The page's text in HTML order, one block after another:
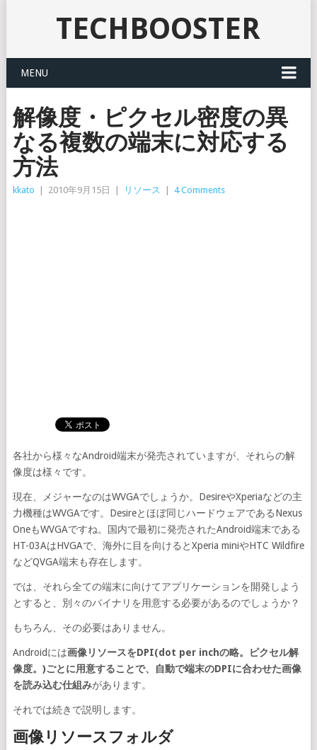
TECHBOOSTER
MENU
解像度・ピクセル密度の異
なる複数の端末に対応する
方法
kkato 2010年9月15日 リソース 4 Comments
各社から様々なAndroid端末が発売されていますが、それらの解
像度は様々です。
現在、メジャーなのはWVGAでしょうか。DesireやXperiaなどの主
力機種はWVGAです。Desireとほぼ同じハードウェアであるNexus
OneもWVGAですね。国内で最初に発売されたAndroid端末である
HT-03AはHVGAで、海外に目を向けるとXperia miniやHTC Wildfire
などQVGA端末も存在します。
では、それら全ての端末に向けてアプリケーションを開発しよう
とすると、別々のバイナリを用意する必要があるのでしょうか？
もちろん、その必要はありません。
Androidには画像リソースをDPI(dot per inchの略。ピクセル解
像度。)ごとに用意することで、自動で端末のDPIに合わせた画像
を読み込む仕組みがあります。
それでは続きで説明します。
画像リソースフォルダ